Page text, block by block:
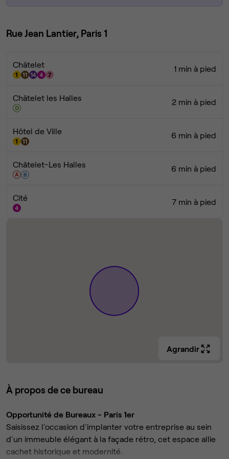
Rue Jean Lantier, Paris 1
Châtelet 1 min à pied
Châtelet les Halles 2 min à pied
Hôtel de Ville 6 min à pied
Châtelet-Les Halles 6 min à pied
Cité 7 min à pied
Agrandir
À propos de ce bureau
Opportunité de Bureaux - Paris 1er
Saisissez l'occasion d'implanter votre entreprise au sein
d'un immeuble élégant à la façade rétro, cet espace allie
cachet historique et modernité.